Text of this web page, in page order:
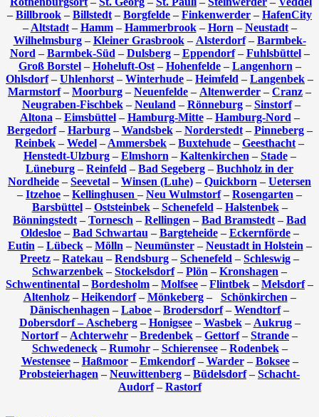
– Billbrook – Billstedt – Borgfelde – Finkenwerder – HafenCity
– Altstadt– Hamm– Hammerbrook– Horn – Neustadt–
Wilhelmsburg– Kleiner Grasbrook– Alsterdorf– Barmbek-
Nord – Barmbek-Süd – Dulsberg– Eppendorf– Fuhlsbüttel–
Groß Borstel– Hoheluft-Ost– Hohenfelde– Langenhorn –
Ohlsdorf– Uhlenhorst – Winterhude – Heimfeld – Langenbek –
Marmstorf– Moorburg – Neuenfelde – Altenwerder – Cranz –
Neugraben-Fischbek– Neuland – Rönneburg– Sinstorf–
Altona – Eimsbüttel– Hamburg-Mitte– Hamburg-Nord –
Bergedorf– Harburg– Wandsbek– Norderstedt– Pinneberg–
Reinbek – Wedel – Ammersbek – Buxtehude – Geesthacht –
Henstedt-Ulzburg– Elmshorn – Kaltenkirchen – Stade–
Lüneburg – Reinfeld – Bad Segeberg – Buchholz in der
Nordheide – Seevetal – Winsen (Luhe) – Quickborn – Uetersen
– Itzehoe – Kellinghusen – Neu Wulmstorf– Rosengarten –
Barsbüttel– Oststeinbek– Schenefeld – Halstenbek–
Bönningstedt – Tornesch – Rellingen – Bad Bramstedt – Bad
Oldesloe– Bad Schwartau – Bargteheide– Eckernförde–
Eutin – Lübeck– Mölln – Neumünster– Neustadt in Holstein –
Preetz – Ratekau – Rendsburg – Schenefeld – Schleswig –
Schwarzenbek – Stockelsdorf– Plön – Kronshagen –
Schwentinental – Bordesholm – Molfsee – Flintbek – Melsdorf–
Altenholz– Heikendorf– Mönkeberg– Schönkirchen –
Dänischenhagen – Laboe – Brodersdorf– Wendtorf–
Dobersdorf – Ascheberg– Honigsee– Wasbek– Aukrug–
Nortorf– Achterwehr – Bredenbek – Gettorf– Strande –
Schwedeneck– Rumohr– Schierensee– Rodenbek–
Westensee– Haßmoor– Emkendorf– Warder– Boksee–
Probsteierhagen – Neuwittenberg – Büdelsdorf– Schacht-
Audorf– Rastorf